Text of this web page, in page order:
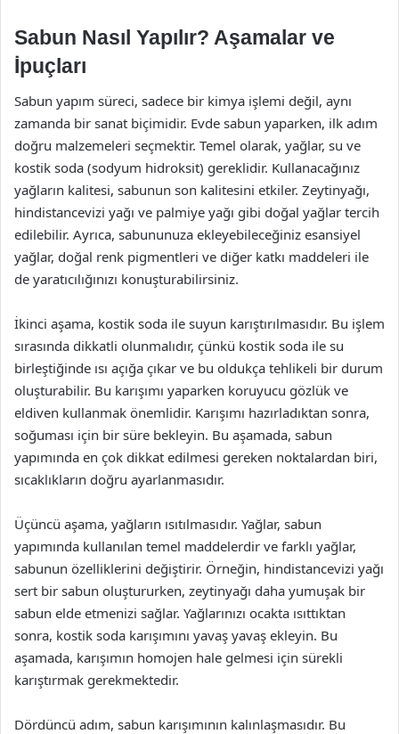
Sabun Nasıl Yapılır? Aşamalar ve
İpuçları
Sabun yapım süreci, sadece bir kimya işlemi değil, aynı
zamanda bir sanat biçimidir. Evde sabun yaparken, ilk adım
doğru malzemeleri seçmektir. Temel olarak, yağlar, su ve
kostik soda (sodyum hidroksit) gereklidir. Kullanacağınız
yağların kalitesi, sabunun son kalitesini etkiler. Zeytinyağı,
hindistancevizi yağı ve palmiye yağı gibi doğal yağlar tercih
edilebilir. Ayrıca, sabununuza ekleyebileceğiniz esansiyel
yağlar, doğal renk pigmentleri ve diğer katkı maddeleri ile
de yaratıcılığınızı konuşturabilirsiniz.
İkinci aşama, kostik soda ile suyun karıştırılmasıdır. Bu işlem
sırasında dikkatli olunmalıdır, çünkü kostik soda ile su
birleştiğinde ısı açığa çıkar ve bu oldukça tehlikeli bir durum
oluşturabilir. Bu karışımı yaparken koruyucu gözlük ve
eldiven kullanmak önemlidir. Karışımı hazırladıktan sonra,
soğuması için bir süre bekleyin. Bu aşamada, sabun
yapımında en çok dikkat edilmesi gereken noktalardan biri,
sıcaklıkların doğru ayarlanmasıdır.
Üçüncü aşama, yağların ısıtılmasıdır. Yağlar, sabun
yapımında kullanılan temel maddelerdir ve farklı yağlar,
sabunun özelliklerini değiştirir. Örneğin, hindistancevizi yağı
sert bir sabun oluştururken, zeytinyağı daha yumuşak bir
sabun elde etmenizi sağlar. Yağlarınızı ocakta ısıttıktan
sonra, kostik soda karışımını yavaş yavaş ekleyin. Bu
aşamada, karışımın homojen hale gelmesi için sürekli
karıştırmak gerekmektedir.
Dördüncü adım, sabun karışımının kalınlaşmasıdır. Bu